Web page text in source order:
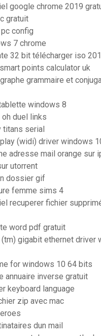
google chrome 2019
gratuit
config
7 chrome
32 bit télécharger iso
points calculator uk
grammaire et
windows 8
oh duel links
serial
(widi) driver windows
adresse mail orange sur
utorrent
dossier gif
femme sims 4
recuperer fichier
word pdf gratuit
(tm) gigabit ethernet driver
for windows 10 64 bits
annuaire inverse gratuit
keyboard language
zip avec mac
dun mail